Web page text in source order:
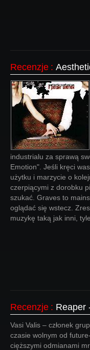
Recenzje :
industrialu za sprawą
Emotion". Jeśli kręci
użytku i marzycie o
czerpiącymi z dorobku
szukać. Graves to
oglądać się wstecz.
muzykę taką jak inni,
Recenzje : Reaper
Vasi Valis – członek
czasie wolnym od
cięższymi odmianami